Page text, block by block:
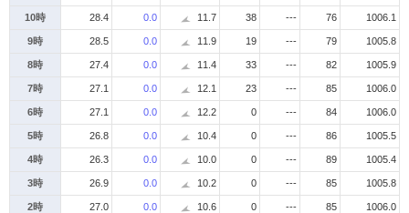
10時 28.4 0.0 11.7 38 --- 76 1006.1
9時 28.5 0.0 11.9 19 --- 79 1005.8
8時 27.4 0.0 11.4 33 --- 82 1005.9
7時 27.1 0.0 12.1 23 --- 85 1006.0
6時 27.1 0.0 12.2 0 --- 84 1006.0
5時 26.8 0.0 10.4 0 --- 86 1005.5
4時 26.3 0.0 10.0 0 --- 89 1005.4
3時 26.9 0.0 10.2 0 --- 85 1005.8
2時 27.0 0.0 10.6 0 --- 85 1006.0